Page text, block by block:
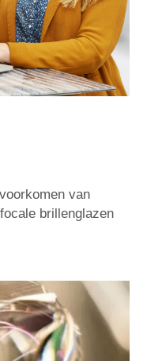
Kuwait
Lebanon
New Zealand
Poland
van
brillenglazen